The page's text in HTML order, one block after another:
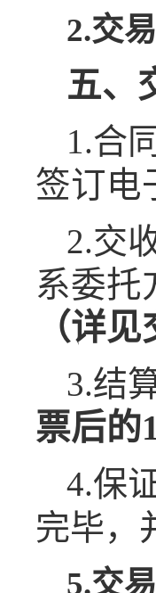
2.交
五、
1.合
签订电
2.交
系委托
（详
3.结
票后的
4.保
完毕，
5.交